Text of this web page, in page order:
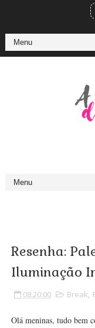
Resenha:
Iluminação
08:20:00 Break,
Olá meninas, tudo bem